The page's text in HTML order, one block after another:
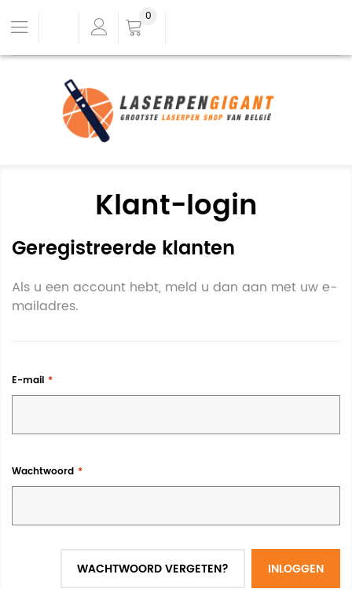
0
Klant-login
Geregistreerde klanten
Als u een account hebt, meld u dan aan met uw e-
mailadres.
E-mail
Wachtwoord
INLOGGEN
WACHTWOORD VERGETEN?